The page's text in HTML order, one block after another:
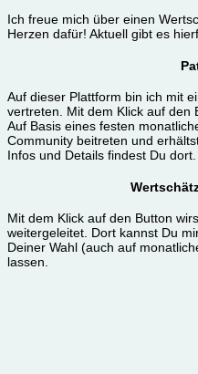
Ich freue mich über einen
Herzen dafür! Aktuell gibt es
Auf dieser Plattform bin ich mit
vertreten. Mit dem Klick auf den
Auf Basis eines festen
Community beitreten und
Infos und Details findest Du dort.
Mit dem Klick auf den Button
weitergeleitet. Dort kannst Du
Deiner Wahl (auch auf
lassen.